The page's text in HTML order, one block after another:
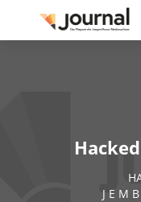
J E M